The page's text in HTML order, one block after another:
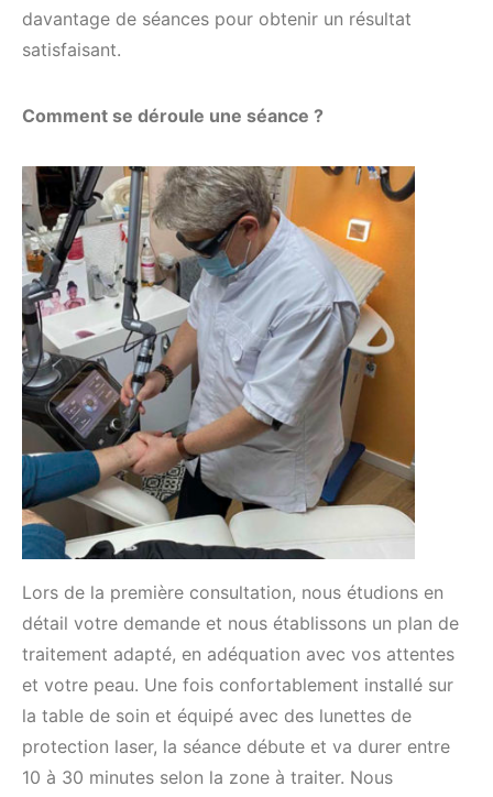
davantage de séances pour obtenir un résultat
satisfaisant.
Comment se déroule une séance ?
Lors de la première consultation, nous étudions en
détail votre demande et nous établissons un plan de
traitement adapté, en adéquation avec vos attentes
et votre peau. Une fois confortablement installé sur
la table de soin et équipé avec des lunettes de
protection laser, la séance débute et va durer entre
10 à 30 minutes selon la zone à traiter. Nous